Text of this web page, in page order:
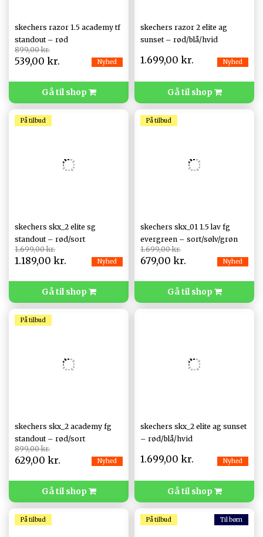
skechers razor 1.5 academy tf
standout – rød
899,00 kr.
539,00 kr. Nyhed
Gå til shop
skechers razor 2 elite ag
sunset – rød/blå/hvid
1.699,00 kr. Nyhed
Gå til shop
På tilbud
skechers skx_2 elite sg
standout – rød/sort
1.699,00 kr.
1.189,00 kr. Nyhed
Gå til shop
På tilbud
skechers skx_01 1.5 lav fg
evergreen – sort/sølv/grøn
1.699,00 kr.
679,00 kr. Nyhed
Gå til shop
På tilbud
skechers skx_2 academy fg
standout – rød/sort
899,00 kr.
629,00 kr. Nyhed
Gå til shop
skechers skx_2 elite ag sunset
– rød/blå/hvid
1.699,00 kr. Nyhed
Gå til shop
På tilbud På tilbud